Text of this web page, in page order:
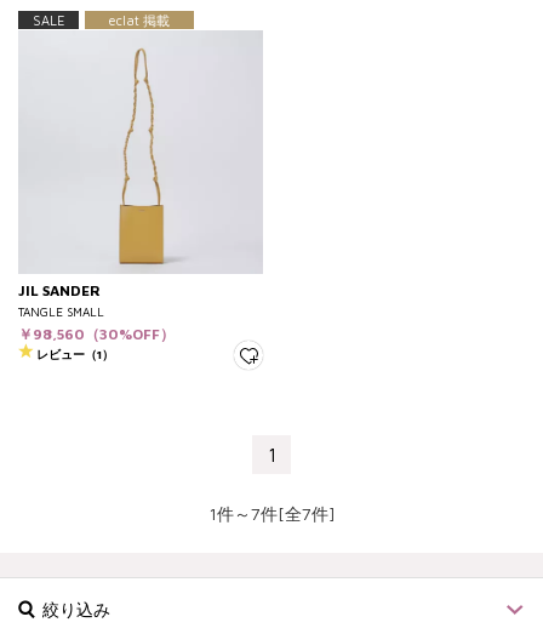
SALE eclat 掲載
JIL SANDER
TANGLE SMALL
￥98,560（30%OFF）
レビュー（1）
1
1件～7件[全7件]
絞り込み